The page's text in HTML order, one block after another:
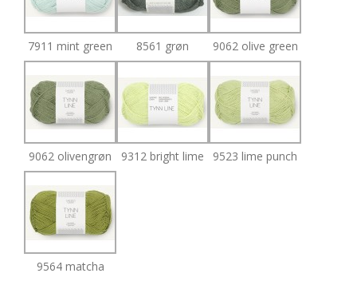
7911 mint green 8561 grøn 9062 olive green
9062 olivengrøn 9312 bright lime 9523 lime punch
9564 matcha